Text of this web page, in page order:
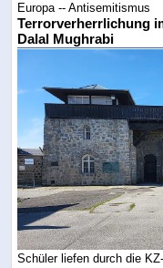
Europa -- Antisemitismus
Terrorverherrlichung
Dalal Mughrabi
Schüler liefen durch die